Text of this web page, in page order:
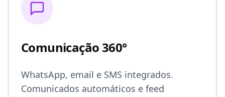
Comunicação 360°
WhatsApp, email e SMS integrados.
Comunicados automáticos e feed